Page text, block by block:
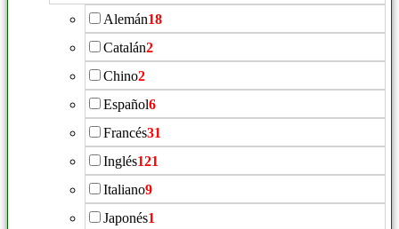
Alemán18
Catalán2
Chino2
Español6
Francés31
Inglés121
Italiano9
Japonés1